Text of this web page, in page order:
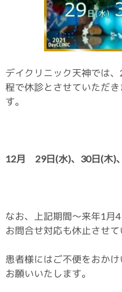
デイクリニック天神では
程で休診とさせていただ
す。
12月 29日(水)、30日(木)
なお、上記期間～来年1月
お問合せ対応も休止させて
患者様にはご不便をおか
お願いいたします。